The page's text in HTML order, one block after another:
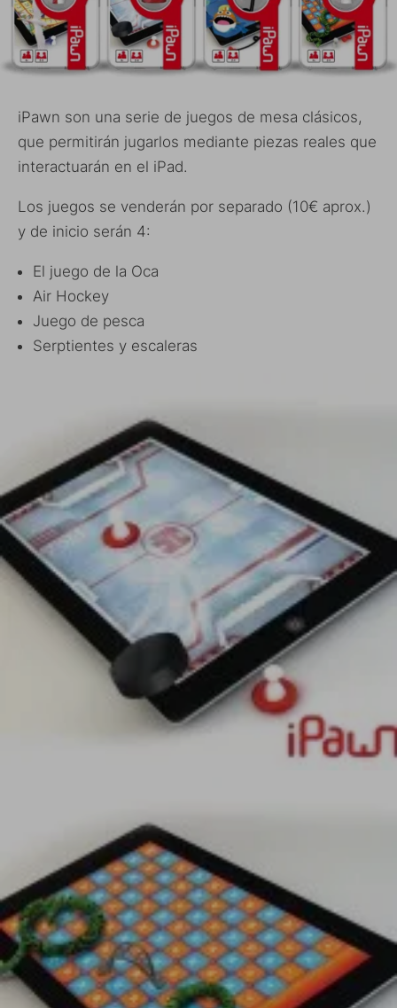
iPawn son una serie de juegos de mesa clásicos,
que permitirán jugarlos mediante piezas reales que
interactuarán en el iPad.
Los juegos se venderán por separado (10€ aprox.)
y de inicio serán 4:
El juego de la Oca
Air Hockey
Juego de pesca
Serptientes y escaleras